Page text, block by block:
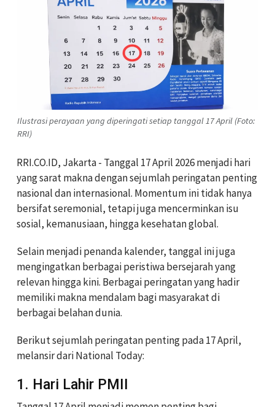
Ilustrasi perayaan yang diperingati setiap tanggal 17 April (Foto:
RRI)
RRI.CO.ID, Jakarta - Tanggal 17 April 2026 menjadi hari
yang sarat makna dengan sejumlah peringatan penting
nasional dan internasional. Momentum ini tidak hanya
bersifat seremonial, tetapi juga mencerminkan isu
sosial, kemanusiaan, hingga kesehatan global.
Selain menjadi penanda kalender, tanggal ini juga
mengingatkan berbagai peristiwa bersejarah yang
relevan hingga kini. Berbagai peringatan yang hadir
memiliki makna mendalam bagi masyarakat di
berbagai belahan dunia.
Berikut sejumlah peringatan penting pada 17 April,
melansir dari National Today:
1. Hari Lahir PMII